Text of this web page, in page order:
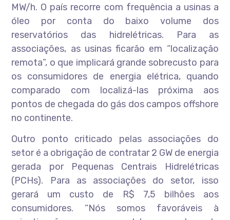
MW/h. O país recorre com frequência a usinas a
óleo por conta do baixo volume dos
reservatórios das hidrelétricas. Para as
associações, as usinas ficarão em “localização
remota”, o que implicará grande sobrecusto para
os consumidores de energia elétrica, quando
comparado com localizá-las próxima aos
pontos de chegada do gás dos campos offshore
no continente.
Outro ponto criticado pelas associações do
setor é a obrigação de contratar 2 GW de energia
gerada por Pequenas Centrais Hidrelétricas
(PCHs). Para as associações do setor, isso
gerará um custo de R$ 7,5 bilhões aos
consumidores. “Nós somos favoráveis à